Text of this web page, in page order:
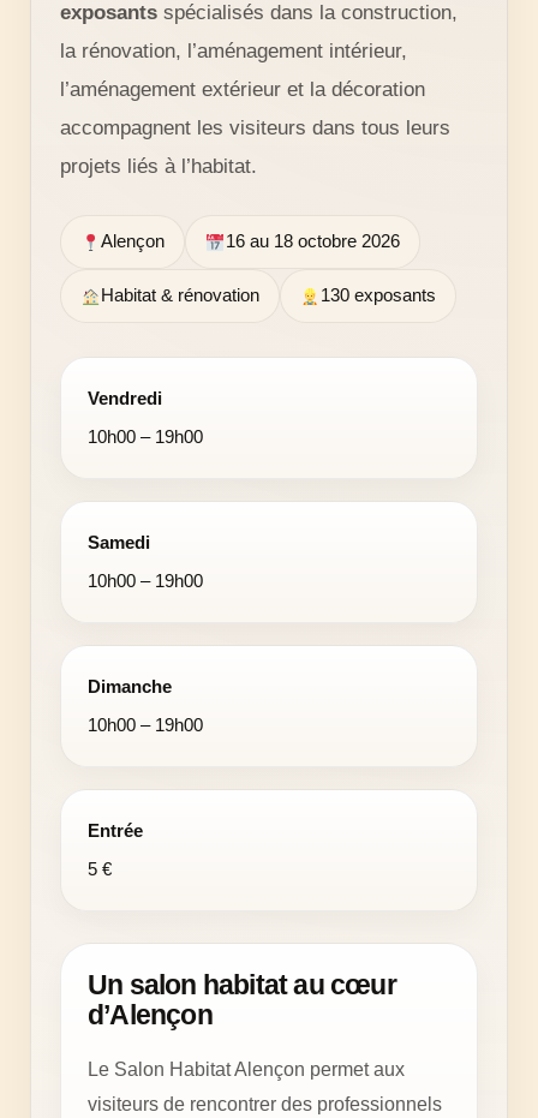
exposants spécialisés dans la construction,
la rénovation, l’aménagement intérieur,
l’aménagement extérieur et la décoration
accompagnent les visiteurs dans tous leurs
projets liés à l’habitat.
Alençon 16 au 18 octobre 2026
Habitat & rénovation 130 exposants
Vendredi
10h00 – 19h00
Samedi
10h00 – 19h00
Dimanche
10h00 – 19h00
Entrée
5 €
Un salon habitat au cœur
d’Alençon
Le Salon Habitat Alençon permet aux
visiteurs de rencontrer des professionnels